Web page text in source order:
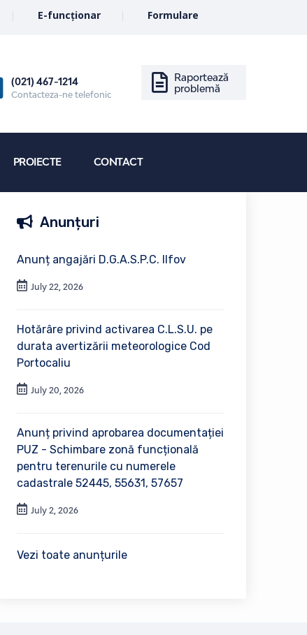
E-funcționar Formulare
(021) 467-1214
Contacteza-ne telefonic
Raportează
problemă
PROIECTE CONTACT
Anunțuri
Anunț angajări D.G.A.S.P.C. Ilfov
July 22, 2026
Hotărâre privind activarea C.L.S.U. pe
durata avertizării meteorologice Cod
Portocaliu
July 20, 2026
Anunț privind aprobarea documentației
PUZ - Schimbare zonă funcțională
pentru terenurile cu numerele
cadastrale 52445, 55631, 57657
July 2, 2026
Vezi toate anunțurile